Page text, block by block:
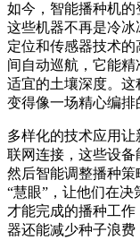
如今，智能播种机的
这些机器不再是冷冰
定位和传感器技术
间自动巡航，它能
适宜的土壤深度。
变得像一场精心编排
多样化的技术应用
联网连接，这些设备
然后智能调整播种
“慧眼”，让他们在
才能完成的播种工
器还能减少种子浪